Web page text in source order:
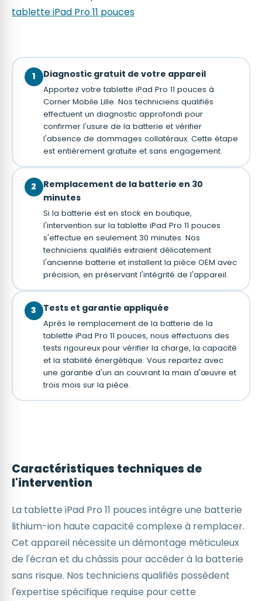
tablette iPad Pro 11 pouces
1 Diagnostic gratuit de votre appareil
Apportez votre tablette iPad Pro 11 pouces à
Corner Mobile Lille. Nos techniciens qualifiés
effectuent un diagnostic approfondi pour
confirmer l'usure de la batterie et vérifier
l'absence de dommages collatéraux. Cette étape
est entièrement gratuite et sans engagement.
2
Remplacement de la batterie en 30
minutes
Si la batterie est en stock en boutique,
l'intervention sur la tablette iPad Pro 11 pouces
s'effectue en seulement 30 minutes. Nos
techniciens qualifiés extraient délicatement
l'ancienne batterie et installent la pièce OEM avec
précision, en préservant l'intégrité de l'appareil.
3 Tests et garantie appliquée
Après le remplacement de la batterie de la
tablette iPad Pro 11 pouces, nous effectuons des
tests rigoureux pour vérifier la charge, la capacité
et la stabilité énergétique. Vous repartez avec
une garantie d'un an couvrant la main d'œuvre et
trois mois sur la pièce.
Caractéristiques techniques de
l'intervention
La tablette iPad Pro 11 pouces intègre une batterie
lithium-ion haute capacité complexe à remplacer.
Cet appareil nécessite un démontage méticuleux
de l'écran et du châssis pour accéder à la batterie
sans risque. Nos techniciens qualifiés possèdent
l'expertise spécifique requise pour cette